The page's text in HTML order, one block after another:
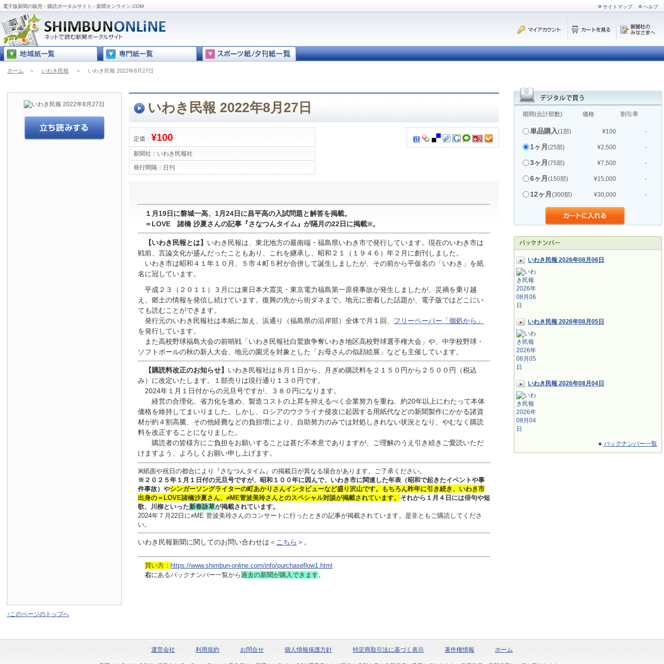
電子版新聞の販売・購読ポータルサイト - 新聞オンライン.COM サイトマップ ヘルプ
ホーム ＞ いわき民報 ＞ いわき民報 2022年8月27日
期間(合計部数) 価格 割引率
単品購入(1部) ¥100 -
1ヶ月 (25部) ¥2,500 -
3ヶ月 (75部) ¥7,500 -
6ヶ月 (150部) ¥15,000 -
12ヶ月 (300部) ¥30,000 -
いわき民報 2026年08月06日
いわき民報 2026年08月05日
いわき民報 2026年08月04日
バックナンバー一覧
いわき民報 2022年8月27日
定価： ¥100
新聞社： いわき民報社
発行間隔： 日刊
１月19日に磐城一高、1月24日に昌平高の入試問題と解答を掲載。
＝LOVE 諸橋 沙夏さんの記事『さなつんタイム』が隔月の22日に掲載※。
【いわき民報とは】 いわき民報は、東北地方の最南端・福島県いわき市で発行しています。現在のいわき市は
戦前、言論文化が盛んだったこともあり、これを継承し、昭和２１（１９４６）年２月に創刊しました。
いわき市は昭和４１年１０月、５市４町５村が合併して誕生しましたが、その前から平仮名の「いわき」を紙
名に冠しています。
平成２３（２０１１）３月には東日本大震災・東京電力福島第一原発事故が発生しましたが、災禍を乗り越
え、郷土の情報を発信し続けています。復興の先から街ダネまで。地元に密着した話題が、電子版ではどこにい
ても読むことができます。
発行元のいわき民報社は本紙に加え、浜通り（福島県の沿岸部）全体で月１回、 フリーペーパー「個処から」
を発行しています。
また高校野球福島大会の前哨戦「いわき民報社白鷲旗争奪いわき地区高校野球選手権大会」や、中学校野球・
ソフトボールの秋の新人大会、地元の園児を対象とした「お母さんの似顔絵展」なども主催しています。
【購読料改正のお知らせ】 いわき民報社は８月１日から、月ぎめ購読料を２１５０円から２５００円（税込
み）に改定いたします。１部売りは現行通り１３０円です。
2024年１月１日付からの元旦号ですが、３８０円になります。
経営の合理化、省力化を進め、製造コストの上昇を抑えるべく企業努力を重ね、約20年以上にわたって本体
価格を維持してまいりました。しかし、ロシアのウクライナ侵攻に起因する用紙代などの新聞製作にかかる諸資
材が約４割高騰、その他経費などの負担増により、自助努力のみでは対処しきれない状況となり、やむなく購読
料を改正することになりました。
購読者の皆様方にご負担をお願いすることは甚だ不本意でありますが、ご理解のうえ引き続きご愛読いただ
けますよう、よろしくお願い申し上げます。
※紙面や祝日の都合により『さなつんタイム』の掲載日が異なる場合があります。ご了承ください。
※ ２０２５年１月 １日 付の元旦号ですが、昭和１００年に因んで、いわき市に関連した年表（昭和で起きたイベントや事
件事故）やシンガーソングライターの町あかりさんインタビューなど盛り沢山です。
もちろん昨年に引き続き、いわき市
出身の ＝LOVE諸橋沙夏さん、≠ME菅波美玲さんとのスペシャル対談が掲載されています。 それから１月４日には俳句や短
歌、川柳といった新春詠草が掲載されています。
2024年７月22日に≠ME 菅波美玲さんのコンサートに行ったときの記事が掲載されています。是非ともご購読してくださ
い。
いわき民報新聞に関してのお問い合わせは ＜ こちら ＞。
買い方： https://www.shimbun-online.com/info/purchaseflow1.html
右にあるバックナンバー一覧から過去の新聞が購入できます。
↑このページのトップへ
運営会社 利用規約 お問合せ 個人情報保護方針 特定商取引法に基づく表示 著作権情報 ホーム